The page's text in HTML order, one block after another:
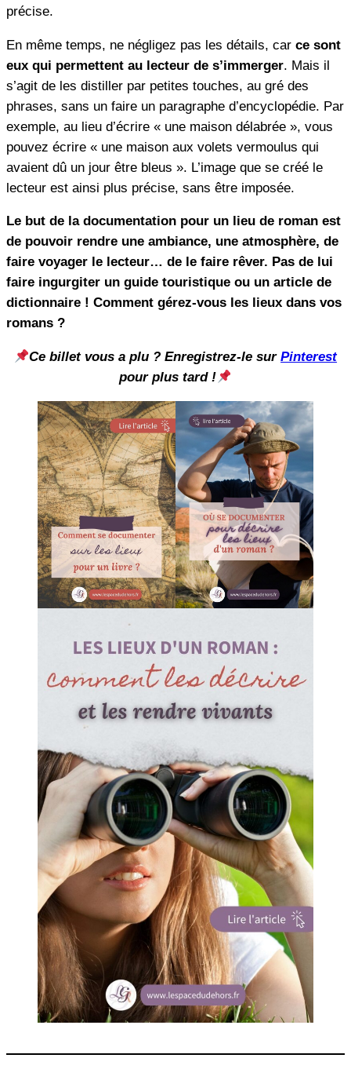
précise.
En même temps, ne négligez pas les détails, car ce sont
eux qui permettent au lecteur de s’immerger. Mais il
s’agit de les distiller par petites touches, au gré des
phrases, sans un faire un paragraphe d’encyclopédie. Par
exemple, au lieu d’écrire « une maison délabrée », vous
pouvez écrire « une maison aux volets vermoulus qui
avaient dû un jour être bleus ». L’image que se créé le
lecteur est ainsi plus précise, sans être imposée.
Le but de la documentation pour un lieu de roman est
de pouvoir rendre une ambiance, une atmosphère, de
faire voyager le lecteur… de le faire rêver. Pas de lui
faire ingurgiter un guide touristique ou un article de
dictionnaire ! Comment gérez-vous les lieux dans vos
romans ?
Ce billet vous a plu ? Enregistrez-le surPinterest
pour plus tard !